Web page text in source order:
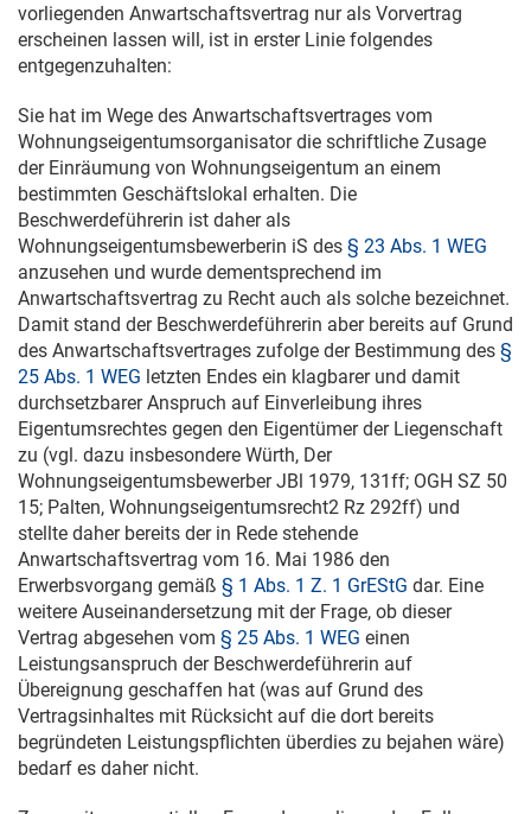
vorliegenden Anwartschaftsvertrag nur als Vorvertrag
erscheinen lassen will, ist in erster Linie folgendes
entgegenzuhalten:
Sie hat im Wege des Anwartschaftsvertrages vom
Wohnungseigentumsorganisator die schriftliche Zusage
der Einräumung von Wohnungseigentum an einem
bestimmten Geschäftslokal erhalten. Die
Beschwerdeführerin ist daher als
Wohnungseigentumsbewerberin iS des § 23 Abs. 1 WEG
anzusehen und wurde dementsprechend im
Anwartschaftsvertrag zu Recht auch als solche bezeichnet.
Damit stand der Beschwerdeführerin aber bereits auf Grund
des Anwartschaftsvertrages zufolge der Bestimmung des §
25 Abs. 1 WEG letzten Endes ein klagbarer und damit
durchsetzbarer Anspruch auf Einverleibung ihres
Eigentumsrechtes gegen den Eigentümer der Liegenschaft
zu (vgl. dazu insbesondere Würth, Der
Wohnungseigentumsbewerber JBl 1979, 131ff; OGH SZ 50
15; Palten, Wohnungseigentumsrecht2 Rz 292ff) und
stellte daher bereits der in Rede stehende
Anwartschaftsvertrag vom 16. Mai 1986 den
Erwerbsvorgang gemäß § 1 Abs. 1 Z. 1 GrEStG dar. Eine
weitere Auseinandersetzung mit der Frage, ob dieser
Vertrag abgesehen vom § 25 Abs. 1 WEG einen
Leistungsanspruch der Beschwerdeführerin auf
Übereignung geschaffen hat (was auf Grund des
Vertragsinhaltes mit Rücksicht auf die dort bereits
begründeten Leistungspflichten überdies zu bejahen wäre)
bedarf es daher nicht.